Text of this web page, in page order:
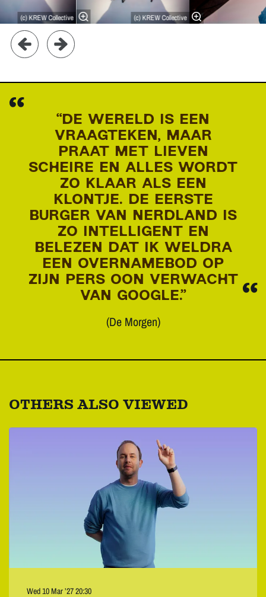
(c) KREW Collective (c) KREW Collective
“DE WERELD IS EEN
VRAAGTEKEN, MAAR
PRAAT MET LIEVEN
SCHEIRE EN ALLES WORDT
ZO KLAAR ALS EEN
KLONTJE. DE EERSTE
BURGER VAN NERDLAND IS
ZO INTELLIGENT EN
BELEZEN DAT IK WELDRA
EEN OVERNAMEBOD OP
ZIJN PERS OON VERWACHT
VAN GOOGLE.”
(De Morgen)
OTHERS ALSO VIEWED
Wed 10 Mar ’2720:30